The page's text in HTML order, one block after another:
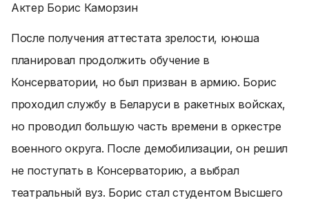
Актер Борис Каморзин
После получения аттестата зрелости, юноша
планировал продолжить обучение в
Консерватории, но был призван в армию. Борис
проходил службу в Беларуси в ракетных войсках,
но проводил большую часть времени в оркестре
военного округа. После демобилизации, он решил
не поступать в Консерваторию, а выбрал
театральный вуз. Борис стал студентом Высшего